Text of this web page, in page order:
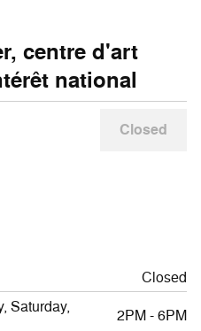
centre d'art
national
Closed
Closed
Saturday,
2PM - 6PM